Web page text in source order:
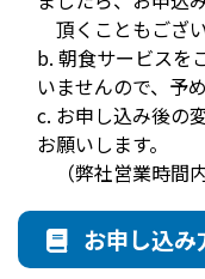
頂くこともござ
b. 朝食サービスを
いませんので、予
c. お申し込み後の
お願いします。
（弊社営業時間
お申し込み